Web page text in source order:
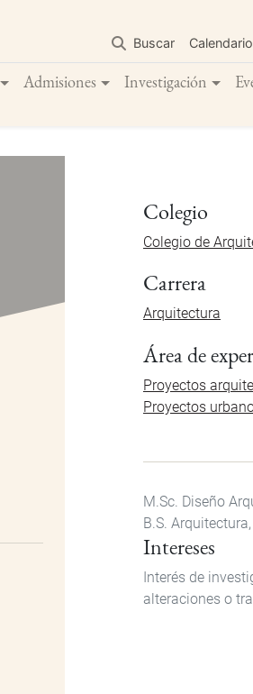
contenido
principal
Buscar Calendario
Admisiones Investigación
Colegio
Colegio de
Carrera
Arquitectura
Área de
Proyectos
Proyectos
M.Sc. Diseño
B.S.
Intereses
Interés de
alteraciones o